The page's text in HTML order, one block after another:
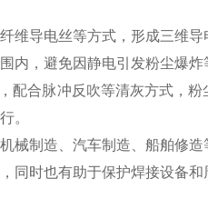
维导电丝等方式，形成三维
内，避免因静电引发粉尘爆炸
配合脉冲反吹等清灰方式，
。
械制造、汽车制造、船舶修
同时也有助于保护焊接设备和